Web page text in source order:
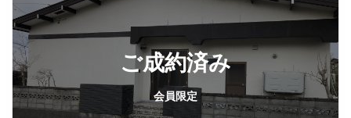
ご成約済み
会員限定